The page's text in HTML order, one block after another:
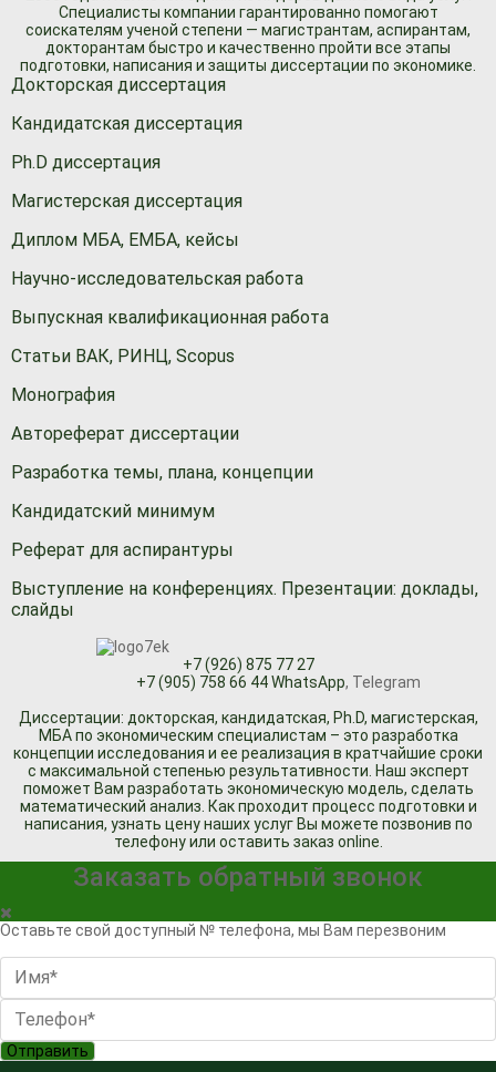
Специалисты компании гарантированно помогают
соискателям ученой степени — магистрантам, аспирантам,
докторантам быстро и качественно пройти все этапы
подготовки, написания и защиты диссертации по экономике.
Докторская диссертация
Кандидатская диссертация
Ph.D диссертация
Магистерская диссертация
Диплом МБА, ЕМБА, кейсы
Научно-исследовательская работа
Выпускная квалификационная работа
Статьи ВАК, РИНЦ, Scopus
Монография
Автореферат диссертации
Разработка темы, плана, концепции
Кандидатский минимум
Реферат для аспирантуры
Выступление на конференциях. Презентации: доклады,
слайды
+7 (926) 875 77 27
+7 (905) 758 66 44 WhatsApp, Telegram
Диссертации: докторская, кандидатская, Ph.D, магистерская,
МБА по экономическим специалистам – это разработка
концепции исследования и ее реализация в кратчайшие сроки
с максимальной степенью результативности. Наш эксперт
поможет Вам разработать экономическую модель, сделать
математический анализ. Как проходит процесс подготовки и
написания, узнать цену наших услуг Вы можете позвонив по
телефону или оставить заказ online.
Заказать обратный звонок
Оставьте свой доступный № телефона, мы Вам перезвоним
Отправить